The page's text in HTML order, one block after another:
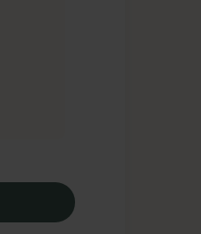
Posay Anthelios Anti